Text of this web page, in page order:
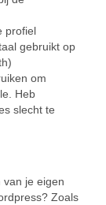
profiel
gebruikt op
om
Heb
slecht te
van je eigen
Zoals